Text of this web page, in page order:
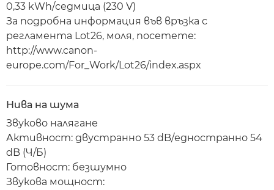
0,33 kWh/седмица (230 V)
За подробна информация във връзка с
регламента Lot26, моля, посетете:
http://www.canon-
europe.com/For_Work/Lot26/index.aspx
Нива на шума
Звуково налягане
Активност: двустранно 53 dB/едностранно 54
dB (Ч/Б)
Готовност: безшумно
Звукова мощност: